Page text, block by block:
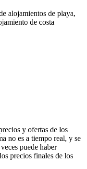
alojamientos de playa,
de costa
y ofertas de los
no es a tiempo real, y se
puede haber
precios finales de los